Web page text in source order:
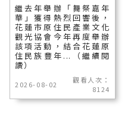
繼去年舉辦「舞祭嘉年
華」獲得熱烈回響後，
花蓮市原住民產業文化
觀光協會今年再度舉辦
該項活動，結合花蓮原
住民族豐年...（繼續閱
讀）
2026-08-02
觀看人次：
8124